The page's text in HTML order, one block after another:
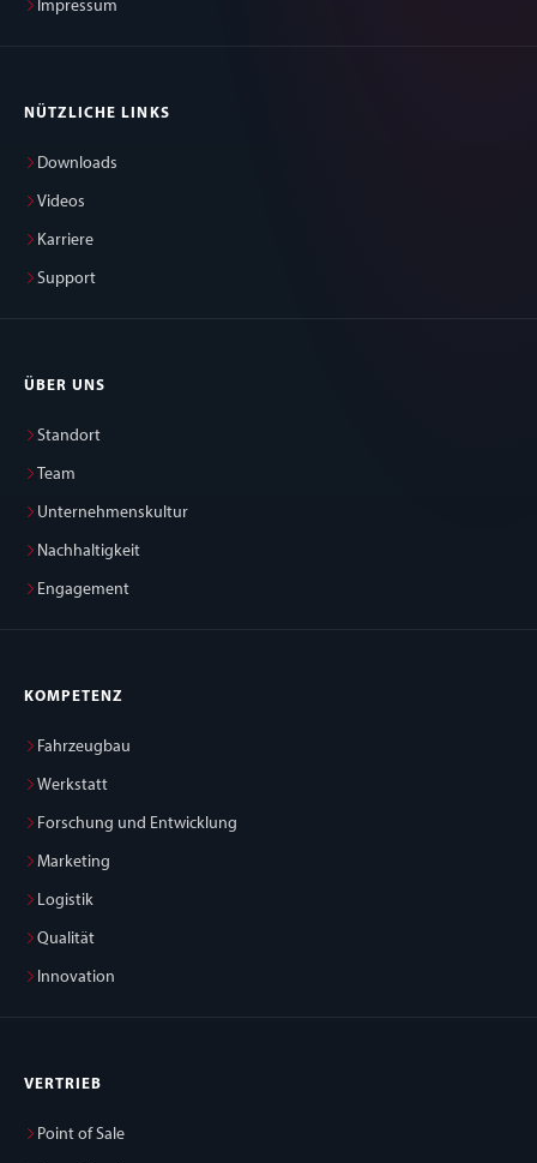
Impressum
NÜTZLICHE LINKS
Downloads
Videos
Karriere
Support
ÜBER UNS
Standort
Team
Unternehmenskultur
Nachhaltigkeit
Engagement
KOMPETENZ
Fahrzeugbau
Werkstatt
Forschung und Entwicklung
Marketing
Logistik
Qualität
Innovation
VERTRIEB
Point of Sale